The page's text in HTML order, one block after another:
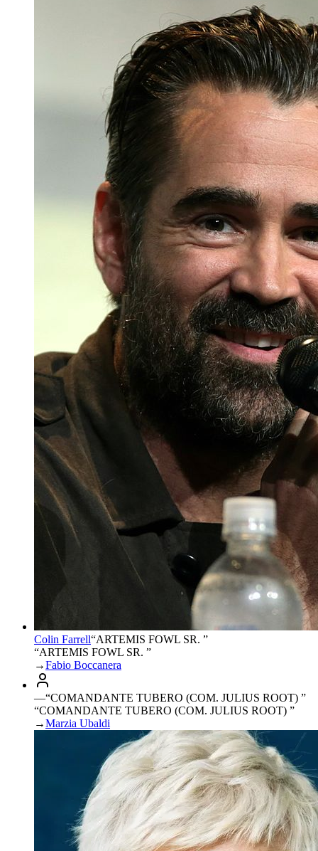
Colin Farrell“ARTEMIS FOWL SR. ”
“ARTEMIS FOWL SR. ”
→Fabio Boccanera
—“COMANDANTE TUBERO (COM. JULIUS ROOT) ”
“COMANDANTE TUBERO (COM. JULIUS ROOT) ”
→Marzia Ubaldi